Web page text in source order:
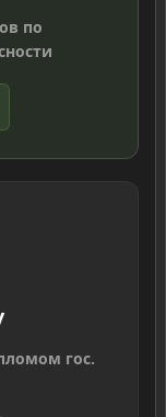
по
гос.